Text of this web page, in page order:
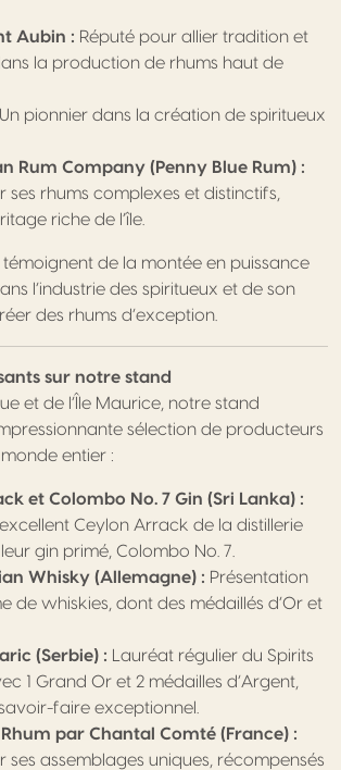
Aubin : Réputé pour allier tradition et
la production de rhums haut de
Un pionnier dans la création de spiritueux
Rum Company (Penny Blue Rum) :
ses rhums complexes et distinctifs,
riche de l’île.
de la montée en puissance
l’industrie des spiritueux et de son
des rhums d’exception.
sur notre stand
et de l’Île Maurice, notre stand
sélection de producteurs
entier :
et Colombo No. 7 Gin (Sri Lanka) :
Ceylon Arrack de la distillerie
gin primé, Colombo No. 7.
Whisky (Allemagne) : Présentation
de whiskies, dont des médaillés d’Or et
(Serbie) : Lauréat régulier du Spirits
1 Grand Or et 2 médailles d’Argent,
faire exceptionnel.
Rhum par Chantal Comté (France) :
ses assemblages uniques, récompensés